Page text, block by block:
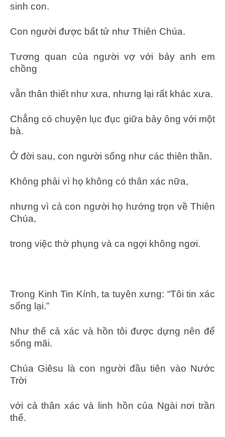
sinh con.
Con người được bất tử như Thiên Chúa.
Tương quan của người vợ với bảy anh em
chồng
vẫn thân thiết như xưa, nhưng lại rất khác xưa.
Chẳng có chuyện lục đục giữa bảy ông với một
bà.
Ở đời sau, con người sống như các thiên thần.
Không phải vì họ không có thân xác nữa,
nhưng vì cả con người họ hướng trọn về Thiên
Chúa,
trong việc thờ phụng và ca ngợi không ngơi.
Trong Kinh Tin Kính, ta tuyên xưng: “Tôi tin xác
sống lại.”
Như thế cả xác và hồn tôi được dựng nên để
sống mãi.
Chúa Giêsu là con người đầu tiên vào Nước
Trời
với cả thân xác và linh hồn của Ngài nơi trần
thế.